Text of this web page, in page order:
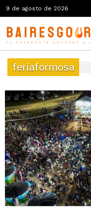
9 de agosto de 2026
feriaformosa